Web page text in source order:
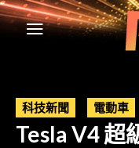
科技新聞 電動車
Tesla V4